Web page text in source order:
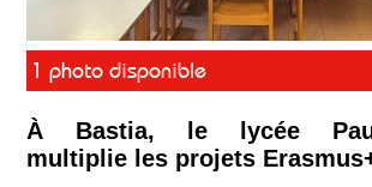
1 photo disponible
À Bastia, le lycée Paul-
multiplie les projets